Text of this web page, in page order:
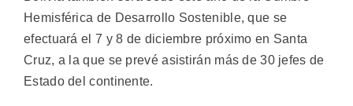
Hemisférica de Desarrollo Sostenible, que se
efectuará el 7 y 8 de diciembre próximo en Santa
Cruz, a la que se prevé asistirán más de 30 jefes de
Estado del continente.